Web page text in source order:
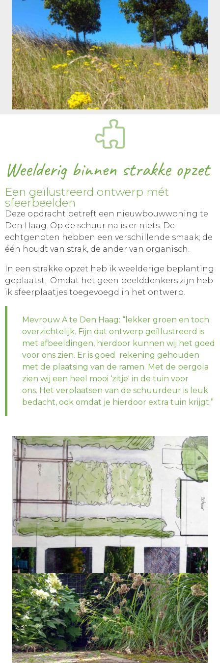
Weelderig binnen strakke opzet
Een geïlustreerd ontwerp mét
sfeerbeelden
Deze opdracht betreft een nieuwbouwwoning te
Den Haag. Op de schuur na is er niets. De
echtgenoten hebben een verschillende smaak; de
één houdt van strak, de ander van organisch.
In een strakke opzet heb ik weelderige beplanting
geplaatst. Omdat het geen beelddenkers zijn heb
ik sfeerplaatjes toegevoegd in het ontwerp.
Mevrouw A te Den Haag: “lekker groen en toch
overzichtelijk. Fijn dat ontwerp geïllustreerd is
met afbeeldingen, hierdoor kunnen wij het goed
voor ons zien. Er is goed rekening gehouden
met de plaatsing van de ramen. Met de pergola
zien wij een heel mooi ‘zitje' in de tuin voor
ons. Het verplaatsen van de schuurdeur is leuk
bedacht, ook omdat je hierdoor extra tuin krijgt.”